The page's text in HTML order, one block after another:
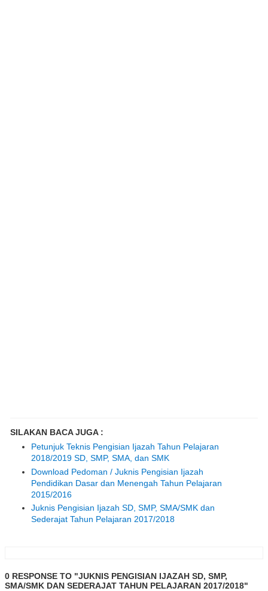
SILAKAN BACA JUGA :
Petunjuk Teknis Pengisian Ijazah Tahun Pelajaran
2018/2019 SD, SMP, SMA, dan SMK
Download Pedoman / Juknis Pengisian Ijazah
Pendidikan Dasar dan Menengah Tahun Pelajaran
2015/2016
Juknis Pengisian Ijazah SD, SMP, SMA/SMK dan
Sederajat Tahun Pelajaran 2017/2018
0 RESPONSE TO "JUKNIS PENGISIAN IJAZAH SD, SMP,
SMA/SMK DAN SEDERAJAT TAHUN PELAJARAN 2017/2018"